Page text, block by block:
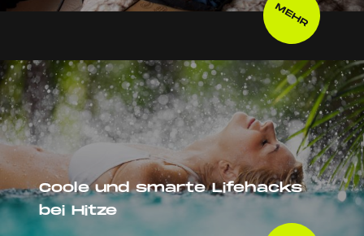
MEHR
Coole und smarte Lifehacks
bei Hitze